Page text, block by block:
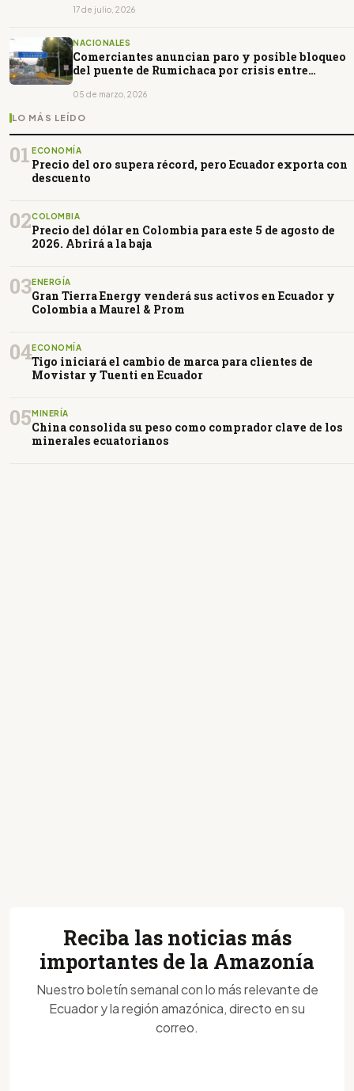
17 de julio, 2026
NACIONALES
Comerciantes anuncian paro y posible bloqueo
del puente de Rumichaca por crisis entre
05 de marzo, 2026
LO MÁS LEÍDO
01 ECONOMÍA
Precio del oro supera récord, pero Ecuador exporta con
descuento
02COLOMBIA
Precio del dólar en Colombia para este 5 de agosto de
2026. Abrirá a la baja
03ENERGÍA
Gran Tierra Energy venderá sus activos en Ecuador y
Colombia a Maurel & Prom
04ECONOMÍA
Tigo iniciará el cambio de marca para clientes de
Movistar y Tuenti en Ecuador
05MINERÍA
China consolida su peso como comprador clave de los
minerales ecuatorianos
Reciba las noticias más
importantes de la Amazonía
Nuestro boletín semanal con lo más relevante de
Ecuador y la región amazónica, directo en su
correo.